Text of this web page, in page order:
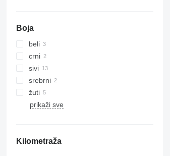
Boja
beli
crni
sivi
srebrni
žuti
prikaži sve
Kilometraža